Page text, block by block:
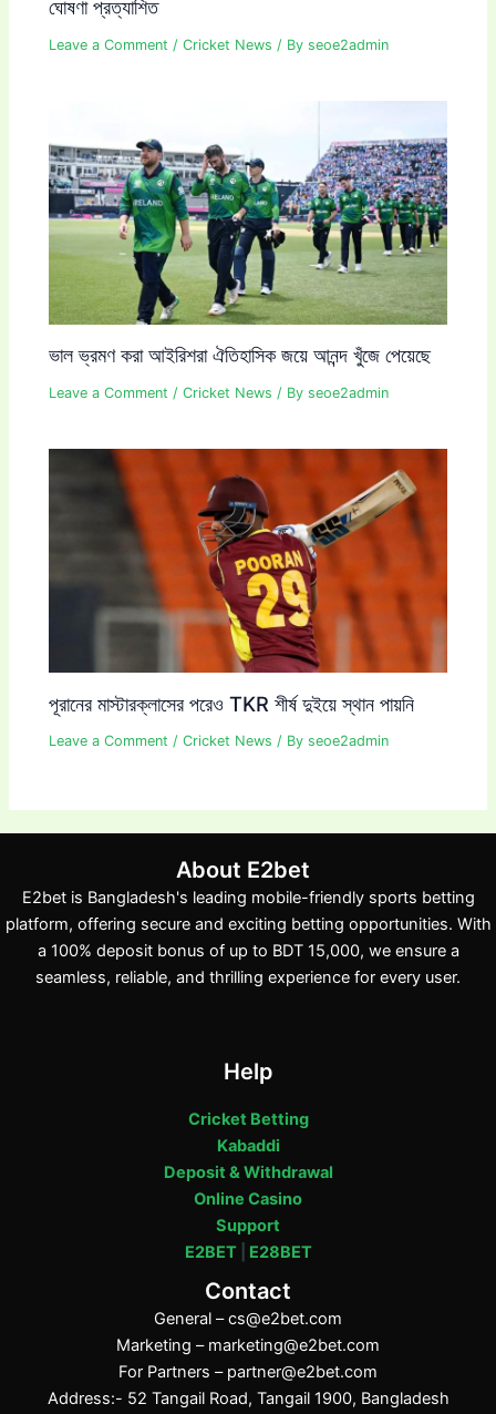
ঘোষণা প্রত্যাশিত
Leave a Comment /Cricket News / Byseoe2admin
ভাল ভ্রমণ করা আইরিশরা ঐতিহাসিক জয়ে আনন্দ খুঁজে পেয়েছে
Leave a Comment /Cricket News / Byseoe2admin
পূরানের মাস্টারক্লাসের পরেও TKR শীর্ষ দুইয়ে স্থান পায়নি
Leave a Comment /Cricket News / Byseoe2admin
About E2bet
E2bet is Bangladesh's leading mobile-friendly sports betting
platform, offering secure and exciting betting opportunities. With
a 100% deposit bonus of up to BDT 15,000, we ensure a
seamless, reliable, and thrilling experience for every user.
Help
Cricket Betting
Kabaddi
Deposit & Withdrawal
Online Casino
Support
E2BET| E28BET
Contact
General –cs@e2bet.com
Marketing – marketing@e2bet.com
For Partners – partner@e2bet.com
Address:- 52 Tangail Road, Tangail 1900, Bangladesh